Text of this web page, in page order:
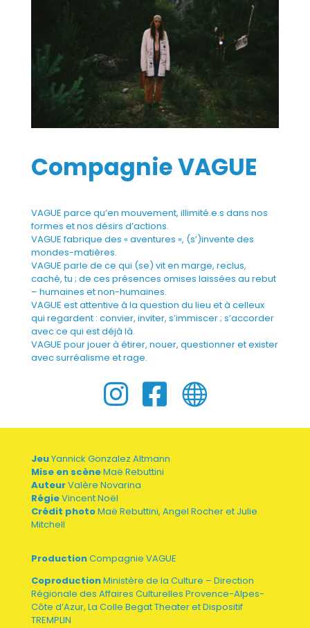
Compagnie VAGUE
VAGUE parce qu’en mouvement, illimité.e.s dans nos
formes et nos désirs d’actions.
VAGUE fabrique des « aventures », (s’)invente des
mondes-matières.
VAGUE parle de ce qui (se) vit en marge, reclus,
caché, tu ; de ces présences omises laissées au rebut
– humaines et non-humaines.
VAGUE est attentive à la question du lieu et à celleux
qui regardent : convier, inviter, s’immiscer ; s’accorder
avec ce qui est déjà là.
VAGUE pour jouer à étirer, nouer, questionner et exister
avec surréalisme et rage.
  
JeuYannick Gonzalez Altmann
Mise en scèneMaë Rebuttini
AuteurValère Novarina
RégieVincent Noël
Crédit photoMaë Rebuttini, Angel Rocher et Julie
Mitchell
ProductionCompagnie VAGUE
CoproductionMinistère de la Culture – Direction
Régionale des Affaires Culturelles Provence-Alpes-
Côte d’Azur, La Colle Begat Theater et Dispositif
TREMPLIN